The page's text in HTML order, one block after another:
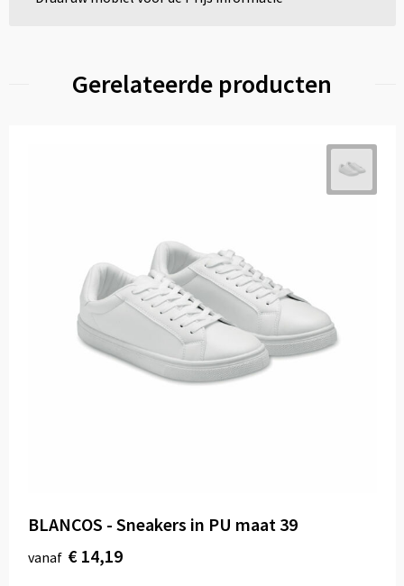
Gerelateerde producten
BLANCOS - Sneakers in PU maat 39
vanaf € 14,19